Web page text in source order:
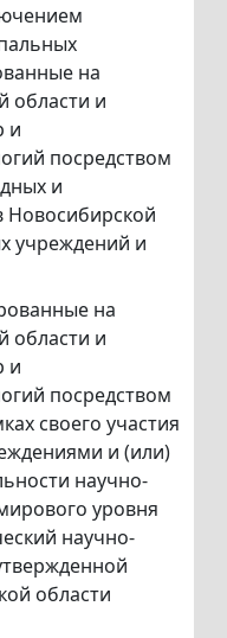
на
области и
и
посредством
и
Новосибирской
учреждений и
на
области и
и
посредством
своего участия
и (или)
научно-
уровня
научно-
области